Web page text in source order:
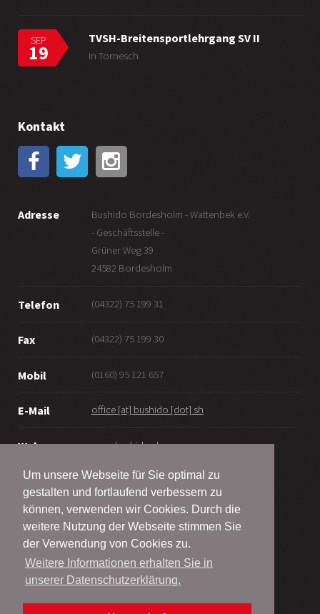
Um unsere Webseite für Sie optimal zu
gestalten und fortlaufend verbessern zu
können, verwenden wir Cookies. Durch die
weitere Nutzung der Webseite stimmen Sie
der Verwendung von Cookies zu.
Weitere Informationen erhalten Sie in
unserer Datenschutzerklärung.
SEP
19
TVSH-Breitensportlehrgang SV II
in Tornesch
Kontakt
Adresse
Bushido Bordesholm - Wattenbek e.V.
- Geschäftsstelle -
Grüner Weg 39
24582 Bordesholm
Telefon (04322) 75 199 31
Fax (04322) 75 199 30
Mobil (0160) 95 121 657
E-Mail office [at] bushido [dot] sh
Web www.bushido.sh
© Bushido Bordesholm - Wattenbek e.V.
2001 - 2026
Alle Rechte vorbehalten
Impressum | Site Notice